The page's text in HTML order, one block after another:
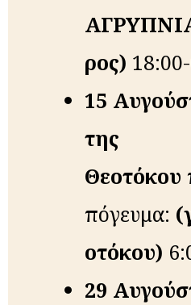
ρος)
15
της
Θε­ο­τό­κου
ἀπόγευμα:
ο­τό­κου)
29